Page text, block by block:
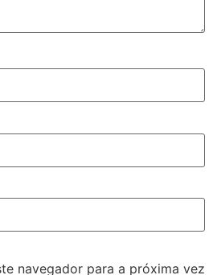
navegador para a próxima vez